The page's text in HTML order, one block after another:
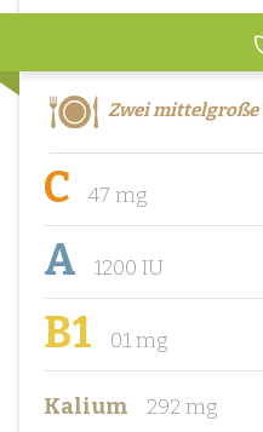
Zwei mittelgroße
C 47 mg
A 1200 IU
B1 0.1 mg
Kalium 292 mg